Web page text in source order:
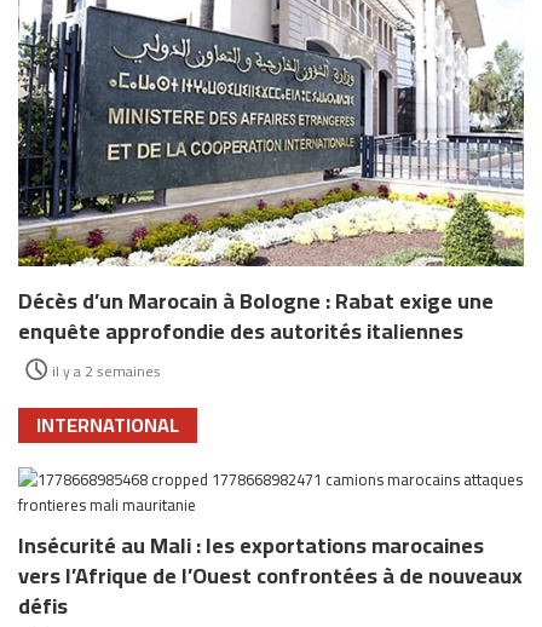
Décès d’un Marocain à Bologne : Rabat exige une
enquête approfondie des autorités italiennes
il y a 2 semaines
INTERNATIONAL
Insécurité au Mali : les exportations marocaines
vers l’Afrique de l’Ouest confrontées à de nouveaux
défis